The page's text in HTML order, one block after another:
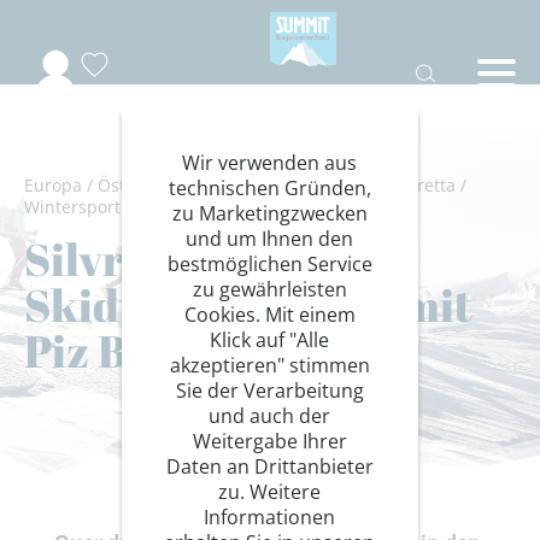
Europa / Österreich-Schweiz/Graubünden Silvretta /
Wintersport
Skidurchquerungen
Silvretta
Skidurchquerung mit
Piz Buin, 3312 m
Wir verwenden aus
technischen Gründen,
zu Marketingzwecken
und um Ihnen den
bestmöglichen Service
zu gewährleisten
Cookies. Mit einem
Klick auf "Alle
akzeptieren" stimmen
Sie der Verarbeitung
und auch der
Weitergabe Ihrer
Daten an Drittanbieter
zu. Weitere
Informationen